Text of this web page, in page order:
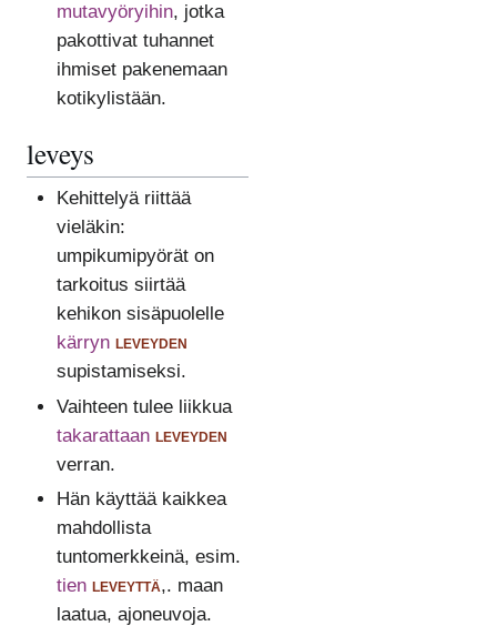
mutavyöryihin, jotka
pakottivat tuhannet
ihmiset pakenemaan
kotikylistään.
leveys
Kehittelyä riittää
vieläkin:
umpikumipyörät on
tarkoitus siirtää
kehikon sisäpuolelle
kärryn leveyden
supistamiseksi.
Vaihteen tulee liikkua
takarattaan leveyden
verran.
Hän käyttää kaikkea
mahdollista
tuntomerkkeinä, esim.
tien leveyttä,. maan
laatua, ajoneuvoja.